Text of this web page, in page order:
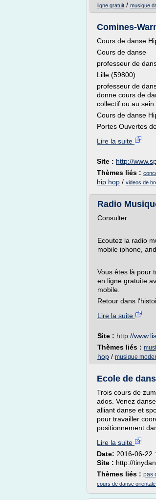
ligne gratuit / musique
Comines-
Cours de danse
Cours de danse
professeur de
Lille (59800)
professeur de
donne cours de
collectif ou au sein
Cours de danse
Portes Ouvertes
Lire la suite
Site : http://
Thèmes liés :
hip hop / videos de
Radio
Consulter
Ecoutez la radio
mobile iphone,
Vous êtes là pour
en ligne gratuite
mobile.
Retour dans
Lire la suite
Site : http://
Thèmes liés :
hop / musique
Ecole de
Trois cours de
ados. Venez
alliant danse et
pour travailler
positionnement
Lire la suite
Date: 2016-06-22
Site : http://
Thèmes liés : pas
cours de danse